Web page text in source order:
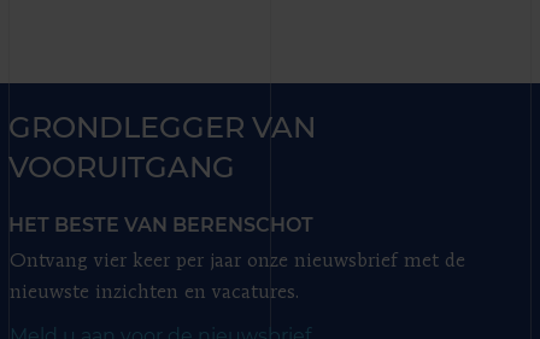
GRONDLEGGER VAN
VOORUITGANG
HET BESTE VAN BERENSCHOT
Ontvang vier keer per jaar onze nieuwsbrief met de
nieuwste inzichten en vacatures.